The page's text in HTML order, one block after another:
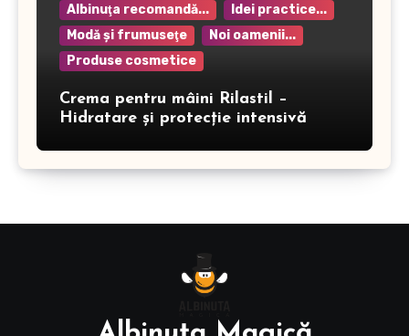
Albinuţa recomandă...
Idei practice...
Modă şi frumuseţe
Noi oamenii...
Produse cosmetice
Crema pentru mâini Rilastil –
Hidratare și protecție intensivă